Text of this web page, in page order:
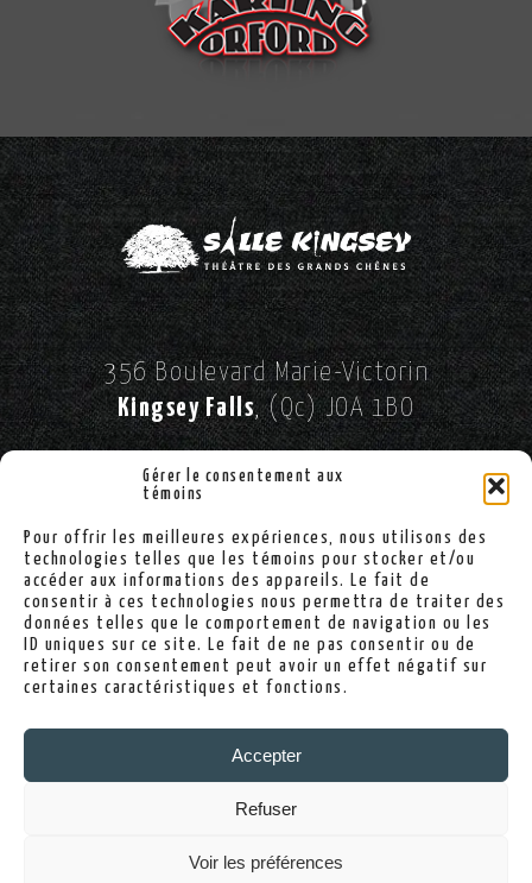
Gérer le consentement aux
témoins
Pour offrir les meilleures expériences, nous utilisons des
technologies telles que les témoins pour stocker et/ou
accéder aux informations des appareils. Le fait de
consentir à ces technologies nous permettra de traiter des
données telles que le comportement de navigation ou les
ID uniques sur ce site. Le fait de ne pas consentir ou de
retirer son consentement peut avoir un effet négatif sur
certaines caractéristiques et fonctions.
Accepter
Refuser
Voir les préférences
356 Boulevard Marie-Victorin
Kingsey Falls, (Qc) JOA 1BO
SUIVEZ-NOUS SUR FACEBOOK!
(819) 363-2900
info@sallekingsey.com
Politique de confidentialité
Politique de cookies
© Théâtre des Grands Chênes - 2026. Tous droits réservés